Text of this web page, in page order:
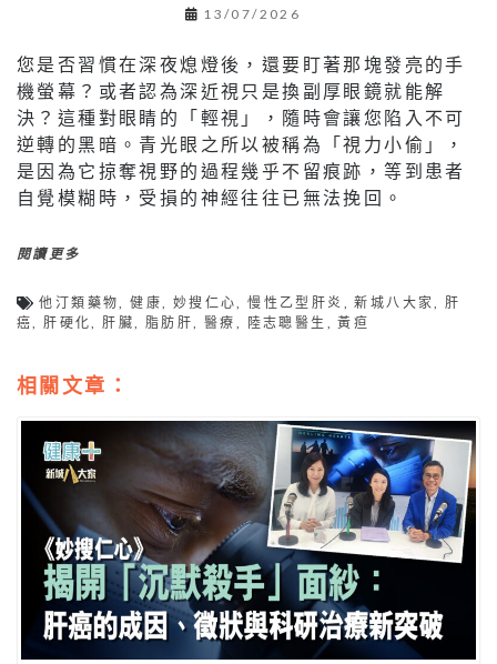
13/07/2026
您是否習慣在深夜熄燈後，還要盯著那塊發亮的手
機螢幕？或者認為深近視只是換副厚眼鏡就能解
決？這種對眼睛的「輕視」，隨時會讓您陷入不可
逆轉的黑暗。青光眼之所以被稱為「視力小偷」，
是因為它掠奪視野的過程幾乎不留痕跡，等到患者
自覺模糊時，受損的神經往往已無法挽回。
閱讀更多
他汀類藥物,健康, 妙搜仁心,慢性乙型肝炎 ,新城八大家,肝
癌,肝硬化,肝臟, 脂肪肝, 醫療 , 陸志聰醫生 ,黃疸
相關文章：